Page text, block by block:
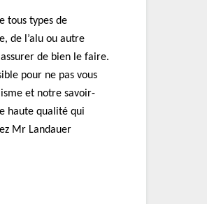
tous types de
de l’alu ou autre
de bien le faire.
pour ne pas vous
et notre savoir-
haute qualité qui
Mr Landauer